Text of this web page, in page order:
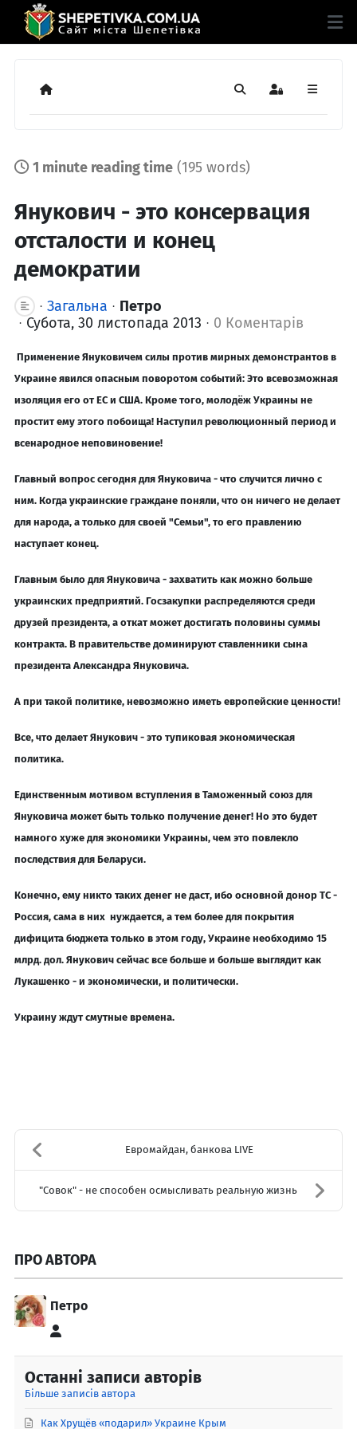
Додому ПошукSign In
1 minute reading time (195 words)
Янукович - это консервация
отсталости и конец
демократии
Загальна
Петро
Субота, 30 листопада 2013
0 Коментарів
Применение Януковичем силы против мирных демонстрантов в
Украине явился опасным поворотом событий: Это всевозможная
изоляция его от ЕС и США. Кроме того, молодёж Украины не
простит ему этого побоища! Наступил революционный период и
всенародное неповиновение!
Главный вопрос сегодня для Януковича - что случится лично с
ним. Когда украинские граждане поняли, что он ничего не делает
для народа, а только для своей "Семьи", то его правлению
наступает конец.
Главным было для Януковича - захватить как можно больше
украинских предприятий. Госзакупки распределяются среди
друзей президента, а откат может достигать половины суммы
контракта. В правительстве доминируют ставленники сына
президента Александра Януковича.
А при такой политике, невозможно иметь европейские ценности!
Все, что делает Янукович - это тупиковая экономическая
политика.
Единственным мотивом вступления в Таможенный союз для
Януковича может быть только получение денег! Но это будет
намного хуже для экономики Украины, чем это повлекло
последствия для Беларуси.
Конечно, ему никто таких денег не даст, ибо основной донор ТС -
Россия, сама в них нуждается, а тем более для покрытия
дифицита бюджета только в этом году, Украине необходимо 15
млрд. дол. Янукович сейчас все больше и больше выглядит как
Лукашенко - и экономически, и политически.
Украину ждут смутные времена.
Евромайдан, банкова LIVE
"Совок" - не способен осмысливать реальную жизнь
ПРО АВТОРА
Петро
Останні записи авторів
Більше записів автора
Как Хрущёв «подарил» Украине Крым